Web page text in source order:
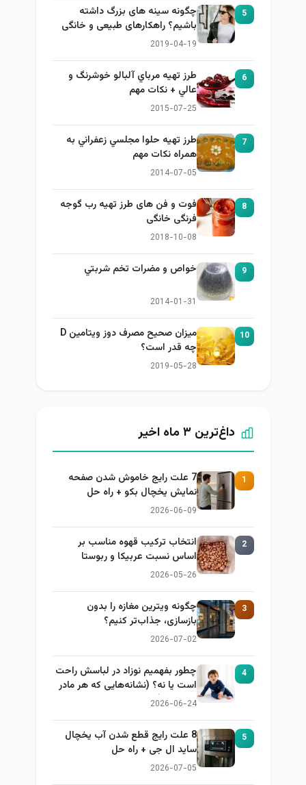
5
چگونه سینه های بزرگ داشته
باشیم؟ راهکارهای طبیعی و خانگی
برای بزرگ کردن سینه
2019-04-19
6
طرز تهيه مرباي آلبالو خوشرنگ و
عالي + نكات مهم
2015-07-25
7
طرز تهيه حلوا مجلسي زعفراني به
همراه نكات مهم
2014-07-05
8
فوت و فن های طرز تهیه رب گوجه
فرنگی خانگی
2018-10-08
9 خواص و مضرات تخم شربتي
2014-01-31
10
میزان صحیح مصرف دوز ویتامین D
چه قدر است؟
2019-05-28
داغ‌ترین ۳ ماه اخیر
1
7 علت رایج خاموش شدن صفحه
نمایش یخچال بکو + راه حل
2026-06-09
2
انتخاب ترکیب قهوه مناسب بر
اساس نسبت عربیکا و ربوستا
2026-05-26
3
چگونه ویترین مغازه را بدون
بازسازی، جذاب‌تر کنیم؟
2026-07-02
4
چطور بفهمیم نوزاد در لباسش راحت
است یا نه؟ (نشانه‌هایی که هر مادر
باید بداند)
2026-06-24
5
8 علت رایج قطع شدن آب یخچال
ساید ال جی + راه حل
2026-07-05